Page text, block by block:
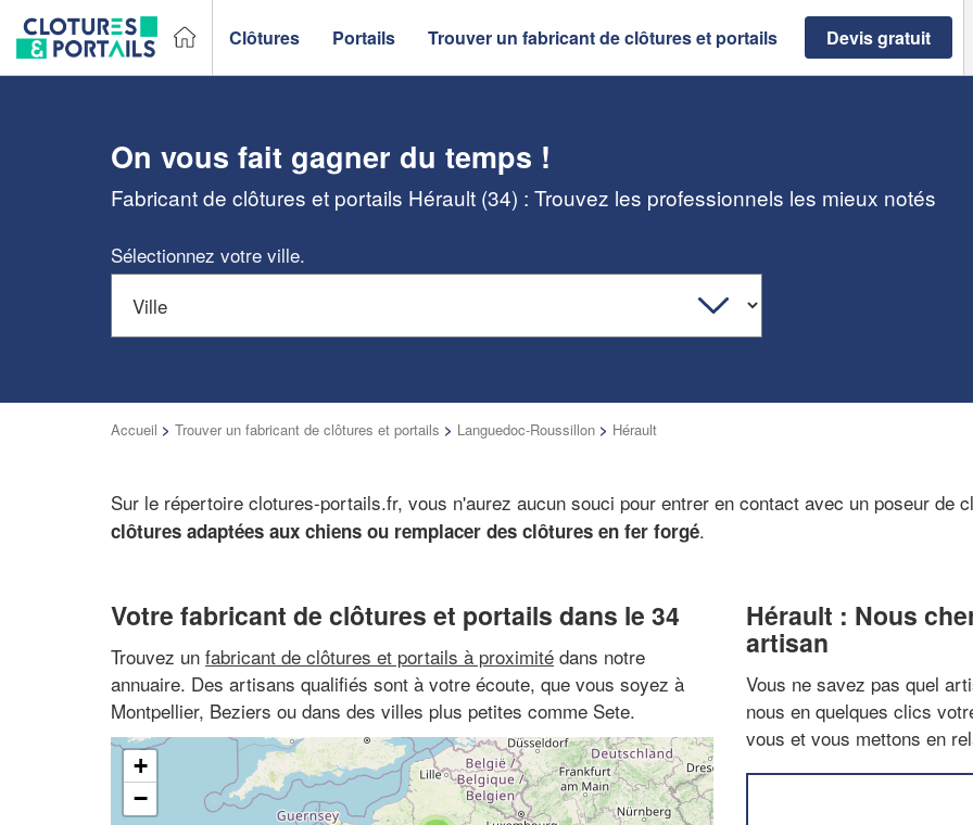
Clôtures Portails Trouver un fabricant de clôtures et portails Devis gratuit
On vous fait gagner du temps !
Fabricant de clôtures et portails Hérault (34) : Trouvez les professionnels les mieux notés
Sélectionnez votre ville.
Accueil > Trouver un fabricant de clôtures et portails > Languedoc-Roussillon > Hérault
Sur le répertoire clotures-portails.fr, vous n'aurez aucun souci pour entrer en contact avec un poseur de
clôtures adaptées aux chiens ou remplacer des clôtures en fer forgé.
Votre fabricant de clôtures et portails dans le 34
Trouvez un fabricant de clôtures et portails à proximité dans notre
annuaire. Des artisans qualifiés sont à votre écoute, que vous soyez à
Montpellier, Beziers ou dans des villes plus petites comme Sete.
+
−
Hérault : Nous
artisan
Vous ne savez pas quel
nous en quelques clics
vous et vous mettons en